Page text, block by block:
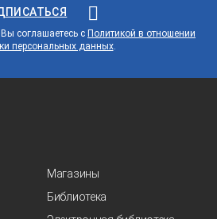
соглашаетесь с Политикой в отношении
персональных данных.
Магазины
Библиотека